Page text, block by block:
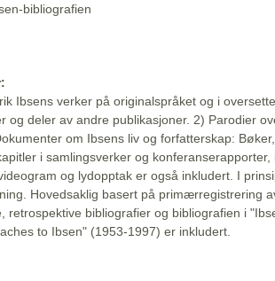
bibliografien
Ibsens verker på originalspråket og i
og deler av andre publikasjoner. 2) Parodier
om Ibsens liv og forfatterskap:
i samlingsverker og konferanserapporter,
og lydopptak er også inkludert. I
Hovedsaklig basert på primærregistrering
retrospektive bibliografier og bibliografien i
to Ibsen" (1953-1997) er inkludert.